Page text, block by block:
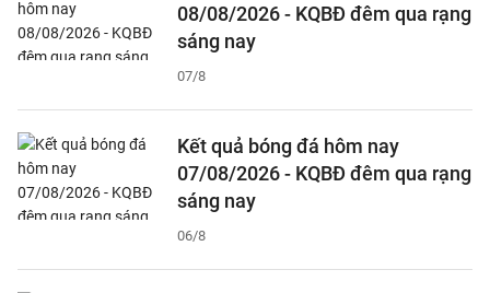
08/08/2026 - KQBĐ đêm qua rạng
sáng nay
07/8
Kết quả bóng đá hôm nay
07/08/2026 - KQBĐ đêm qua rạng
sáng nay
06/8